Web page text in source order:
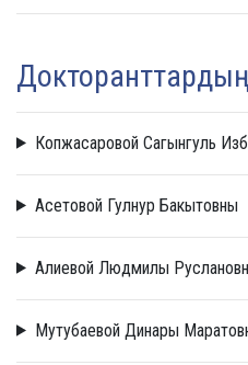
Копжасаровой Сагынгуль
Асетовой Гулнур Бакытовны
Алиевой Людмилы
Мутубаевой Динары